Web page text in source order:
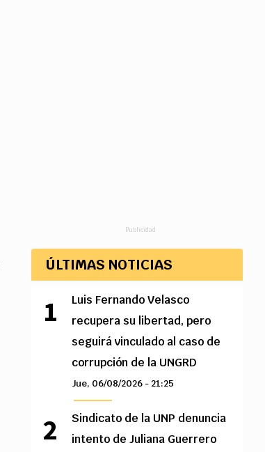
Publicidad
ÚLTIMAS NOTICIAS
Luis Fernando Velasco
recupera su libertad, pero
seguirá vinculado al caso de
corrupción de la UNGRD
Jue, 06/08/2026 - 21:25
Sindicato de la UNP denuncia
intento de Juliana Guerrero